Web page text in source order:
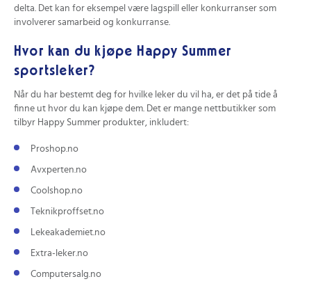
delta. Det kan for eksempel være lagspill eller konkurranser som
involverer samarbeid og konkurranse.
Hvor kan du kjøpe Happy Summer
sportsleker?
Når du har bestemt deg for hvilke leker du vil ha, er det på tide å
finne ut hvor du kan kjøpe dem. Det er mange nettbutikker som
tilbyr Happy Summer produkter, inkludert:
Proshop.no
Avxperten.no
Coolshop.no
Teknikproffset.no
Lekeakademiet.no
Extra-leker.no
Computersalg.no